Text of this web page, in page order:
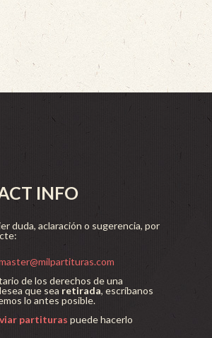
INFO
duda, aclaración o sugerencia, por
de los derechos de una
que sea retirada, escríbanos
lo antes posible.
partituras puede hacerlo